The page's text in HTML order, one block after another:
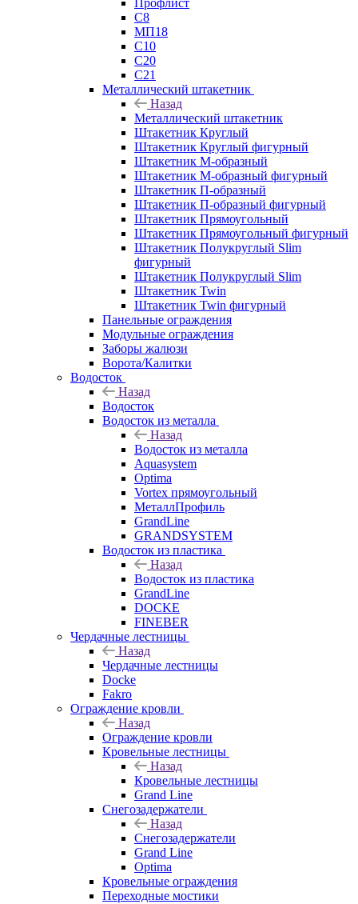
Профлист
С8
МП18
С10
С20
С21
Металлический штакетник
Назад
Металлический штакетник
Штакетник Круглый
Штакетник Круглый фигурный
Штакетник М-образный
Штакетник М-образный фигурный
Штакетник П-образный
Штакетник П-образный фигурный
Штакетник Прямоугольный
Штакетник Прямоугольный фигурный
Штакетник Полукруглый Slim
фигурный
Штакетник Полукруглый Slim
Штакетник Twin
Штакетник Twin фигурный
Панельные ограждения
Модульные ограждения
Заборы жалюзи
Ворота/Калитки
Водосток
Назад
Водосток
Водосток из металла
Назад
Водосток из металла
Aquasystem
Optima
Vortex прямоугольный
МеталлПрофиль
GrandLine
GRANDSYSTEM
Водосток из пластика
Назад
Водосток из пластика
GrandLine
DOCKE
FINEBER
Чердачные лестницы
Назад
Чердачные лестницы
Docke
Fakro
Ограждение кровли
Назад
Ограждение кровли
Кровельные лестницы
Назад
Кровельные лестницы
Grand Line
Снегозадержатели
Назад
Снегозадержатели
Grand Line
Optima
Кровельные ограждения
Переходные мостики